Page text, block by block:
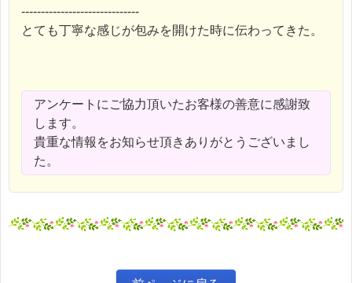
------------------------------
とても丁寧な感じが包みを開けた時に伝わってきた。
アンケートにご協力頂いたお客様の善意に感謝致
します。
貴重な情報をお知らせ頂きありがとうございまし
た。